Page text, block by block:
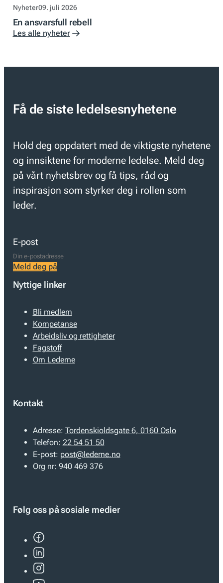
Nyheter09. juli 2026
En ansvarsfull rebell
Les alle nyheter
Få de siste ledelsesnyhetene
Hold deg oppdatert med de viktigste nyhetene
og innsiktene for moderne ledelse. Meld deg
på vårt nyhetsbrev og få tips, råd og
inspirasjon som styrker deg i rollen som
leder.
E-post
Meld deg på
Nyttige linker
Bli medlem
Kompetanse
Arbeidsliv og rettigheter
Fagstoff
Om Lederne
Kontakt
Adresse: Tordenskioldsgate 6, 0160 Oslo
Telefon: 22 54 51 50
E-post: post@lederne.no
Org nr: 940 469 376
Følg oss på sosiale medier